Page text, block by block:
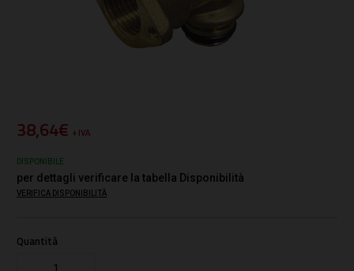
38,64€ + IVA
DISPONIBILE
per dettagli verificare la tabella Disponibilità
VERIFICA DISPONIBILITÀ
Quantità